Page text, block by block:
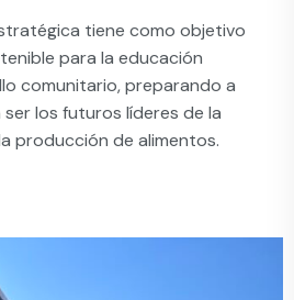
tiene como objetivo
para la educación
comunitario, preparando a
los futuros líderes de la
producción de alimentos.